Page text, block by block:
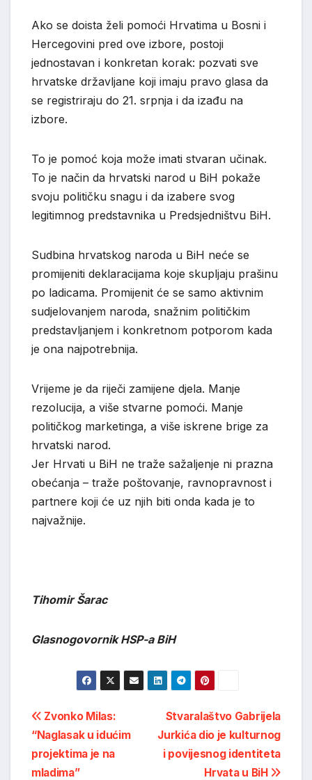
Ako se doista želi pomoći Hrvatima u Bosni i
Hercegovini pred ove izbore, postoji
jednostavan i konkretan korak: pozvati sve
hrvatske državljane koji imaju pravo glasa da
se registriraju do 21. srpnja i da izađu na
izbore.
To je pomoć koja može imati stvaran učinak.
To je način da hrvatski narod u BiH pokaže
svoju političku snagu i da izabere svog
legitimnog predstavnika u Predsjedništvu BiH.
Sudbina hrvatskog naroda u BiH neće se
promijeniti deklaracijama koje skupljaju prašinu
po ladicama. Promijenit će se samo aktivnim
sudjelovanjem naroda, snažnim političkim
predstavljanjem i konkretnom potporom kada
je ona najpotrebnija.
Vrijeme je da riječi zamijene djela. Manje
rezolucija, a više stvarne pomoći. Manje
političkog marketinga, a više iskrene brige za
hrvatski narod.
Jer Hrvati u BiH ne traže sažaljenje ni prazna
obećanja – traže poštovanje, ravnopravnost i
partnere koji će uz njih biti onda kada je to
najvažnije.
Tihomir Šarac
Glasnogovornik HSP-a BiH
Post
navigation
Stvaralaštvo Gabrijela
Jurkića dio je kulturnog
i povijesnog identiteta
Hrvata u BiH
Zvonko Milas:
“Naglasak u idućim
projektima je na
mladima”